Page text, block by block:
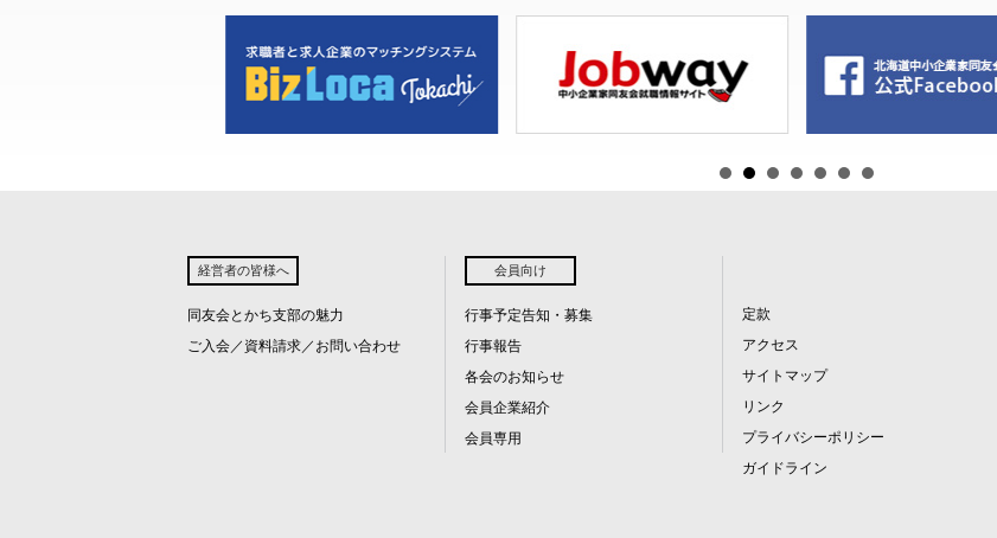
経営者の皆様へ
同友会とかち支部の魅力
ご入会／資料請求／お問い合わせ
会員向け
行事予定告知・募集
行事報告
各会のお知らせ
会員企業紹介
会員専用
定款
アクセス
サイトマップ
リンク
プライバシーポリシー
ガイドライン